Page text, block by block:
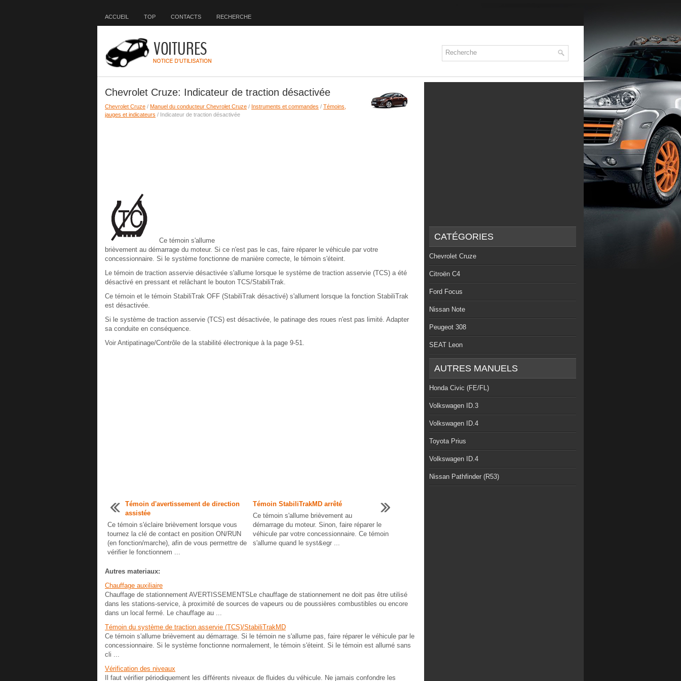
ACCUEIL TOP CONTACTS RECHERCHE
Chevrolet Cruze: Indicateur de traction désactivée
Chevrolet Cruze / Manuel du conducteur Chevrolet Cruze / Instruments et commandes / Témoins,
jauges et indicateurs / Indicateur de traction désactivée
Ce témoin s'allume
brièvement au démarrage du moteur. Si ce n'est pas le cas, faire réparer le véhicule par votre
concessionnaire. Si le système fonctionne de manière correcte, le témoin s'éteint.
Le témoin de traction asservie désactivée s'allume lorsque le système de traction asservie (TCS) a été
désactivé en pressant et relâchant le bouton TCS/StabiliTrak.
Ce témoin et le témoin StabiliTrak OFF (StabiliTrak désactivé) s'allument lorsque la fonction StabiliTrak
est désactivée.
Si le système de traction asservie (TCS) est désactivée, le patinage des roues n'est pas limité. Adapter
sa conduite en conséquence.
Voir Antipatinage/Contrôle de la stabilité électronique à la page 9-51.
Témoin d'avertissement de direction
assistée
Ce témoin s'éclaire brièvement lorsque vous
tournez la clé de contact en position ON/RUN
(en fonction/marche), afin de vous permettre de
vérifier le fonctionnem ...
Témoin StabiliTrakMD arrêté
Ce témoin s'allume brièvement au
démarrage du moteur. Sinon, faire réparer le
véhicule par votre concessionnaire. Ce témoin
s'allume quand le syst&egr ...
Autres materiaux:
Chauffage auxiliaire
Chauffage de stationnement AVERTISSEMENTSLe chauffage de stationnement ne doit pas être utilisé
dans les stations-service, à proximité de sources de vapeurs ou de poussières combustibles ou encore
dans un local fermé. Le chauffage au ...
Témoin du système de traction asservie (TCS)/StabiliTrakMD
Ce témoin s'allume brièvement au démarrage. Si le témoin ne s'allume pas, faire réparer le véhicule par le
concessionnaire. Si le système fonctionne normalement, le témoin s'éteint. Si le témoin est allumé sans
cli ...
Vérification des niveaux
Il faut vérifier périodiquement les différents niveaux de fluides du véhicule. Ne jamais confondre les
CATÉGORIES
Chevrolet Cruze
Citroën C4
Ford Focus
Nissan Note
Peugeot 308
SEAT Leon
AUTRES MANUELS
Honda Civic (FE/FL)
Volkswagen ID.3
Volkswagen ID.4
Toyota Prius
Volkswagen ID.4
Nissan Pathfinder (R53)